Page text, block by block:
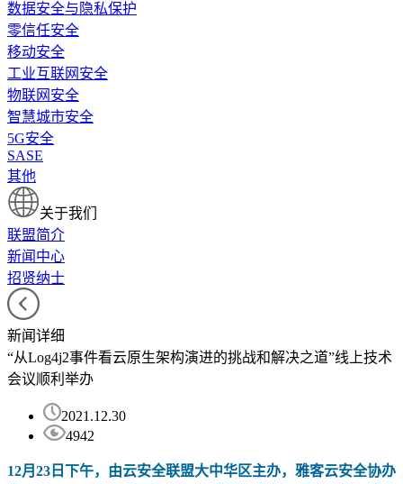
数据安全与隐私保护
零信任安全
移动安全
工业互联网安全
物联网安全
智慧城市安全
5G安全
SASE
其他
关于我们
联盟简介
新闻中心
招贤纳士
新闻详细
“从Log4j2事件看云原生架构演进的挑战和解决之道”线上技术
会议顺利举办
2021.12.30
4942
12月23日下午，由云安全联盟大中华区主办，雅客云安全协办